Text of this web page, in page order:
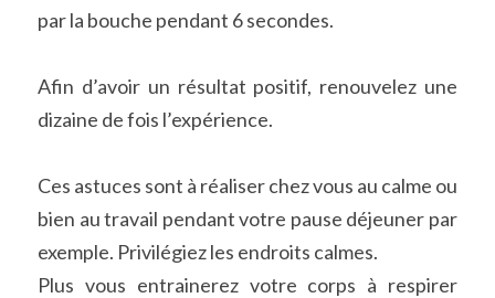
par la bouche pendant 6 secondes.
Afin d’avoir un résultat positif, renouvelez une
dizaine de fois l’expérience.
Ces astuces sont à réaliser chez vous au calme ou
bien au travail pendant votre pause déjeuner par
exemple. Privilégiez les endroits calmes.
Plus vous entrainerez votre corps à respirer